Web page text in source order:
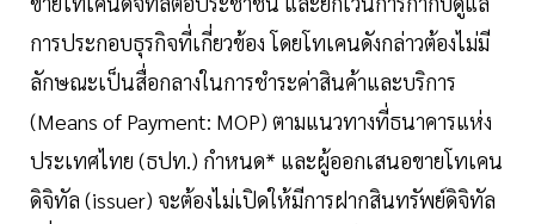
การประกอบธุรกิจที่เกี่ยวข้อง โดยโทเคนดังกล่าวต้องไม่มี
ลักษณะเป็นสื่อกลางในการชำระค่าสินค้าและบริการ
(Means of Payment: MOP) ตามแนวทางที่ธนาคารแห่ง
ประเทศไทย (ธปท.) กำหนด* และผู้ออกเสนอขายโทเคน
ดิจิทัล (issuer) จะต้องไม่เปิดให้มีการฝากสินทรัพย์ดิจิทัล